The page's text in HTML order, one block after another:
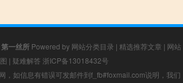
第一丝所 Powered by 网站分类目录 | 精选推荐文章 | 网站
| 疑难解答 浙ICP备13018432号
，如信息有错误可发邮件到f_fb#foxmail.com说明，我们